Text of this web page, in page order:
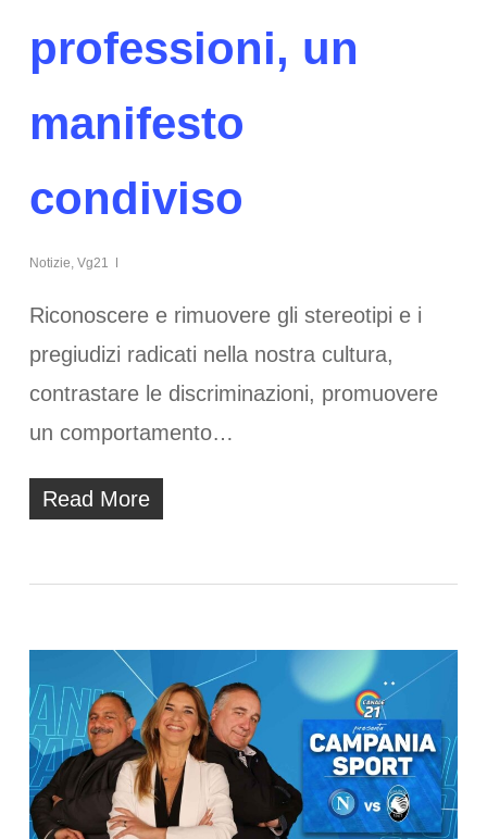
professioni, un
manifesto
condiviso
Notizie, Vg21
Riconoscere e rimuovere gli stereotipi e i
pregiudizi radicati nella nostra cultura,
contrastare le discriminazioni, promuovere
un comportamento…
Read More